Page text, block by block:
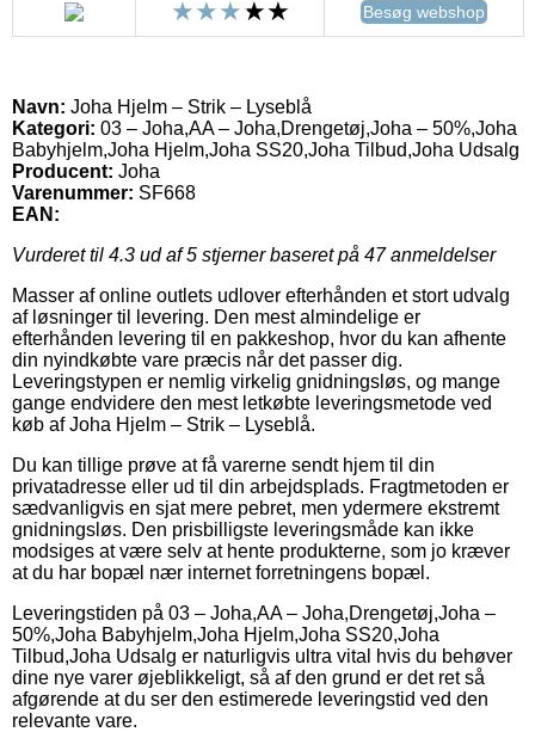
Besøg webshop
Navn: Joha Hjelm – Strik – Lyseblå
Kategori: 03 – Joha,AA – Joha,Drengetøj,Joha – 50%,Joha
Babyhjelm,Joha Hjelm,Joha SS20,Joha Tilbud,Joha Udsalg
Producent: Joha
Varenummer: SF668
EAN:
Vurderet til 4.3 ud af 5 stjerner baseret på 47anmeldelser
Masser af online outlets udlover efterhånden et stort udvalg
af løsninger til levering. Den mest almindelige er
efterhånden levering til en pakkeshop, hvor du kan afhente
din nyindkøbte vare præcis når det passer dig.
Leveringstypen er nemlig virkelig gnidningsløs, og mange
gange endvidere den mest letkøbte leveringsmetode ved
køb af Joha Hjelm – Strik – Lyseblå.
Du kan tillige prøve at få varerne sendt hjem til din
privatadresse eller ud til din arbejdsplads. Fragtmetoden er
sædvanligvis en sjat mere pebret, men ydermere ekstremt
gnidningsløs. Den prisbilligste leveringsmåde kan ikke
modsiges at være selv at hente produkterne, som jo kræver
at du har bopæl nær internet forretningens bopæl.
Leveringstiden på 03 – Joha,AA – Joha,Drengetøj,Joha –
50%,Joha Babyhjelm,Joha Hjelm,Joha SS20,Joha
Tilbud,Joha Udsalg er naturligvis ultra vital hvis du behøver
dine nye varer øjeblikkeligt, så af den grund er det ret så
afgørende at du ser den estimerede leveringstid ved den
relevante vare.